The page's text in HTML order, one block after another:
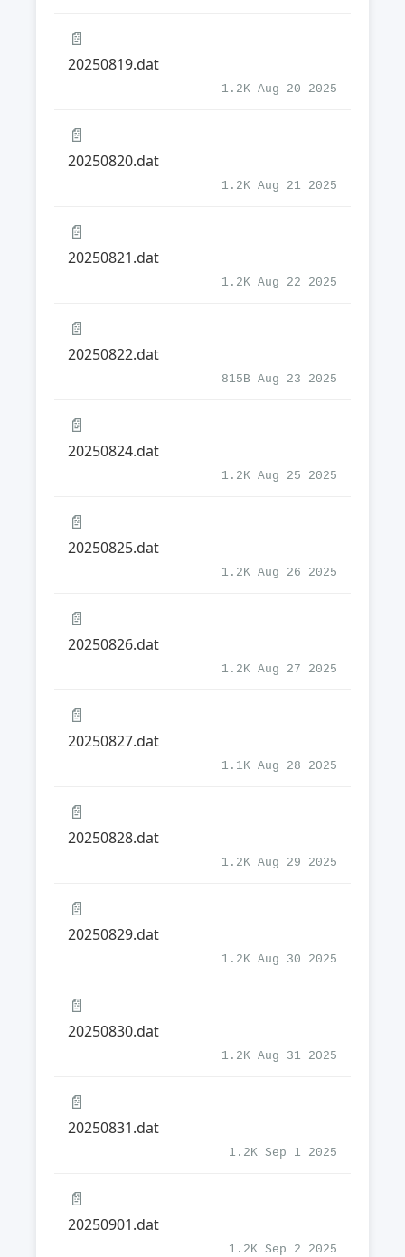
📄
20250819.dat
1.2K Aug 20 2025
📄
20250820.dat
1.2K Aug 21 2025
📄
20250821.dat
1.2K Aug 22 2025
📄
20250822.dat
815B Aug 23 2025
📄
20250824.dat
1.2K Aug 25 2025
📄
20250825.dat
1.2K Aug 26 2025
📄
20250826.dat
1.2K Aug 27 2025
📄
20250827.dat
1.1K Aug 28 2025
📄
20250828.dat
1.2K Aug 29 2025
📄
20250829.dat
1.2K Aug 30 2025
📄
20250830.dat
1.2K Aug 31 2025
📄
20250831.dat
1.2K Sep 1 2025
📄
20250901.dat
1.2K Sep 2 2025